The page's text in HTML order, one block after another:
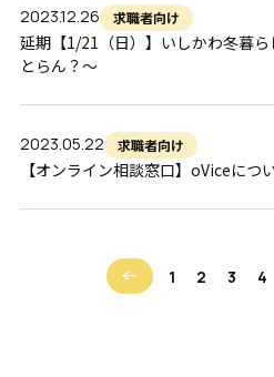
2023.12.26 求職者向け
延期【1/21（日）】いしかわ冬暮
とらん？～
2023.05.22 求職者向け
【オンライン相談窓口】oViceにつ
1 2 3 4